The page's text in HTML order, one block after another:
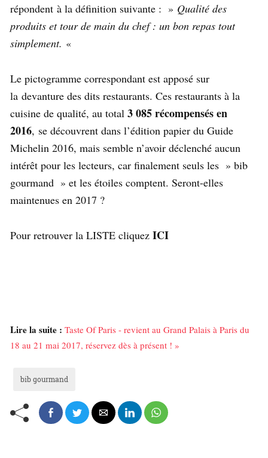
répondent à la définition suivante : » Qualité des
produits et tour de main du chef : un bon repas tout
simplement. «
Le pictogramme correspondant est apposé sur
la devanture des dits restaurants. Ces restaurants à la
cuisine de qualité, au total 3 085 récompensés en
2016, se découvrent dans l’édition papier du Guide
Michelin 2016, mais semble n’avoir déclenché aucun
intérêt pour les lecteurs, car finalement seuls les » bib
gourmand » et les étoiles comptent. Seront-elles
maintenues en 2017 ?
Pour retrouver la LISTE cliquez ICI
Lire la suite : Taste Of Paris - revient au Grand Palais à Paris du
18 au 21 mai 2017, réservez dès à présent ! »
bib gourmand